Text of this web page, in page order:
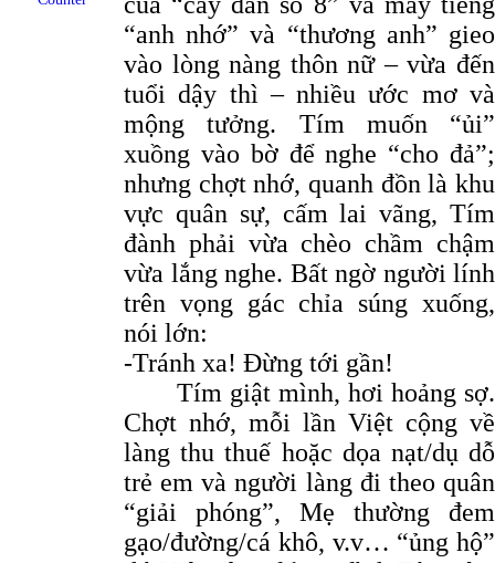
“anh nhớ” và “thương anh” gieo
vào lòng nàng thôn nữ – vừa đến
tuổi dậy thì – nhiều ước mơ và
mộng tưởng. Tím muốn “ủi”
xuồng vào bờ để nghe “cho đả”;
nhưng chợt nhớ, quanh đồn là khu
vực quân sự, cấm lai vãng, Tím
đành phải vừa chèo chầm chậm
vừa lắng nghe. Bất ngờ người lính
trên vọng gác chỉa súng xuống,
nói lớn:
-Tránh xa! Đừng tới gần!
Tím giật mình, hơi hoảng sợ.
Chợt nhớ, mỗi lần Việt cộng về
làng thu thuế hoặc dọa nạt/dụ dỗ
trẻ em và người làng đi theo quân
“giải phóng”, Mẹ thường đem
gạo/đường/cá khô, v.v… “ủng hộ”